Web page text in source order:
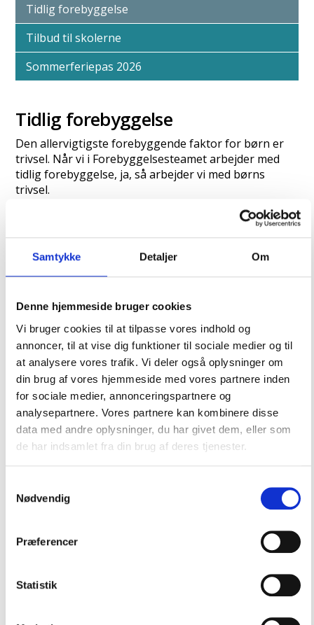
Samtykke Detaljer Om
Denne hjemmeside bruger cookies
Vi bruger cookies til at tilpasse vores indhold og
annoncer, til at vise dig funktioner til sociale medier og til
at analysere vores trafik. Vi deler også oplysninger om
din brug af vores hjemmeside med vores partnere inden
for sociale medier, annonceringspartnere og
analysepartnere. Vores partnere kan kombinere disse
data med andre oplysninger, du har givet dem, eller som
de har indsamlet fra din brug af deres tjenester.
Nødvendig
Præferencer
Statistik
Tidlig forebyggelse
Tilbud til skolerne
Sommerferiepas 2026
Tidlig forebyggelse
Den allervigtigste forebyggende faktor for børn er
trivsel. Når vi i Forebyggelsesteamet arbejder med
tidlig forebyggelse, ja, så arbejder vi med børns
trivsel.
fagprofessionelle i jeres arbejde med børns trivsel
for områderne:
digital dannelse og
et betydningsfuldt fritidsliv
Kort sammenfattet er det tre helt centrale områder,
når vi taler om forebyggende (eller beskyttende)
faktorer for børn, og vi har udviklet en række
værktøjer og tilbud, I som “de vigtige voksne” kan
har vi blandt andet
undervisningsmaterialet Funders Verden.
forskellige former for fællesskaber – både ude i
verden og hjemme i egen klasse. Undervejs sniger
fritidsliv sig ind – også hos lærere og forældre.